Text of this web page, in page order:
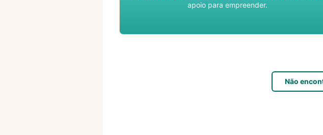
apoio para empreender.
Não